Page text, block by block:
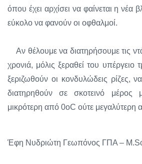
όπου έχει αρχίσει να φαίνεται η νέα
εύκολο να φανούν οι οφθαλμοί.
Αν θέλουμε να διατηρήσουμε τις
χρονιά, μόλις ξεραθεί του υπέργειο
ξεριζωθούν οι κονδυλώδεις ρίζες,
διατηρηθούν σε σκοτεινό μέρος
μικρότερη από 0οC ούτε μεγαλύτερη
Έφη Νυδριώτη Γεωπόνος ΓΠΑ –